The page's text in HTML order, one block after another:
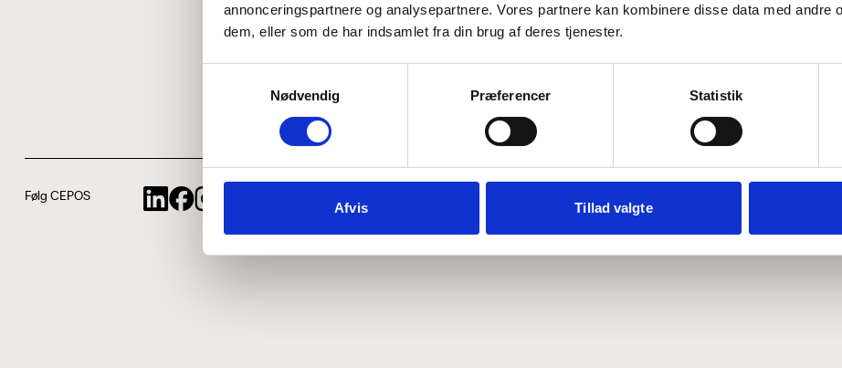
annonceringspartnere og analysepartnere. Vores partnere kan kombinere disse data med andre
dem, eller som de har indsamlet fra din brug af deres tjenester.
Nødvendig
Præferencer Statistik
Afvis Tillad valgte
Hvem er CEPOS
Vores værdier
Medarbejdere
Kontakt
Analyser
ABCepos
Podcast
Følg CEPOS